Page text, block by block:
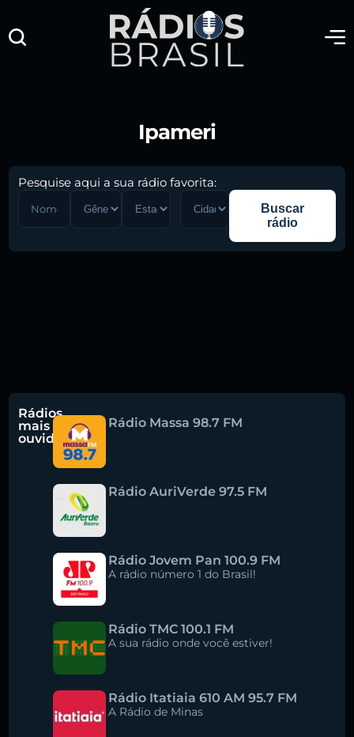
Ipameri
Pesquise aqui a sua rádio favorita:
Buscar
rádio
Rádios
mais
ouvidas
Rádio Massa 98.7 FM
Rádio AuriVerde 97.5 FM
Rádio Jovem Pan 100.9 FM
A rádio número 1 do Brasil!
Rádio TMC 100.1 FM
A sua rádio onde você estiver!
Rádio Itatiaia 610 AM 95.7 FM
A Rádio de Minas